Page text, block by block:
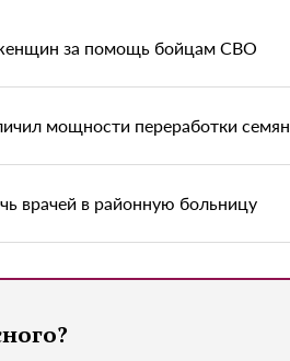
за помощь бойцам СВО
мощности переработки семян
врачей в районную больницу